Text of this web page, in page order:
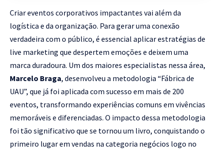
Criar eventos corporativos impactantes vai além da
logística e da organização. Para gerar uma conexão
verdadeira com o público, é essencial aplicar estratégias de
live marketing que despertem emoções e deixem uma
marca duradoura. Um dos maiores especialistas nessa área,
Marcelo Braga, desenvolveu a metodologia “Fábrica de
UAU”, que já foi aplicada com sucesso em mais de 200
eventos, transformando experiências comuns em vivências
memoráveis e diferenciadas. O impacto dessa metodologia
foi tão significativo que se tornou um livro, conquistando o
primeiro lugar em vendas na categoria negócios logo no